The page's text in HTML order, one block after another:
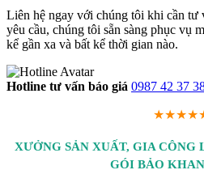
Liên hệ ngay với chúng tôi khi cần tư
yêu cầu, chúng tôi sẵn sàng phục vụ
kể gần xa và bất kể thời gian nào.
Hotline tư vấn báo giá 0987 42 37
XƯỞNG SẢN XUẤT, GIA CÔNG
GÓI BẢO